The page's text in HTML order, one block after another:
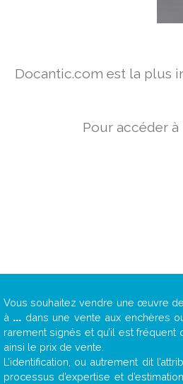
Docantic.com est la plus
Pour accéder
Vous souhaitez vendre une œuvre de
à ... dans une vente aux enchères
rarement signés et qu’il est
ainsi le prix de vente.
L’identification, ou autrement dit
processus d’expertise et